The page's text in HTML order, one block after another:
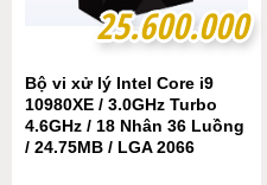
25.600.000
25.600.000
Bộ vi xử lý Intel Core i9
10980XE / 3.0GHz Turbo
4.6GHz / 18 Nhân 36 Luồng
/ 24.75MB / LGA 2066